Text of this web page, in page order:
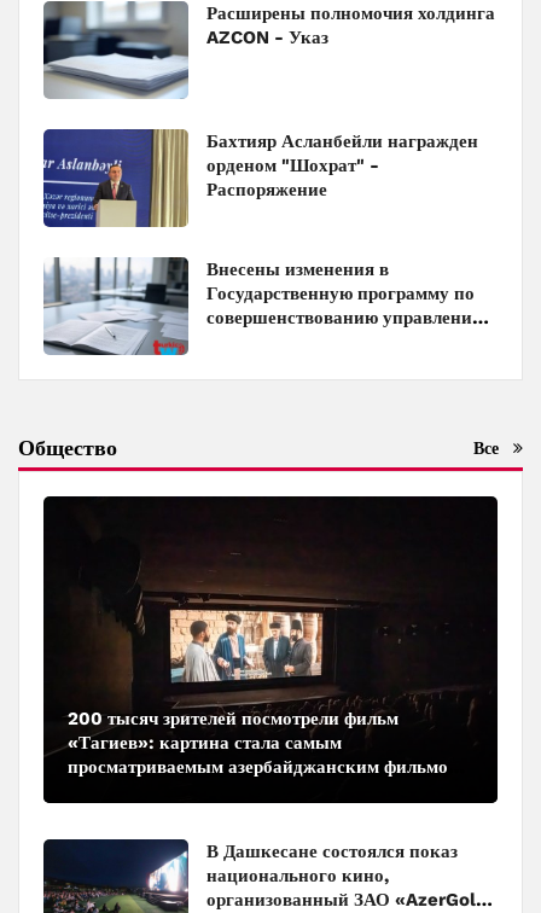
Расширены полномочия холдинга
AZCON - Указ
Бахтияр Асланбейли награжден
орденом "Шохрат" -
Распоряжение
Внесены изменения в
Государственную программу по
совершенствованию управления
Общество Все
200 тысяч зрителей посмотрели фильм
«Тагиев»: картина стала самым
просматриваемым азербайджанским фильмом
В Дашкесане состоялся показ
национального кино,
организованный ЗАО «AzerGold»